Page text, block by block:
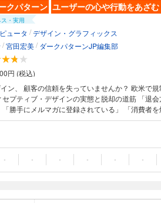
クパターン ユーザーの心や行動をあざ
ス・実用
ュータ /デザイン・グラフィックス
/宮田宏美/ ダークパターンJP編集部
円 (税込)
ン、 顧客の信頼を失っていませんか？ 欧米で
ティブ・デザインの実態と脱却の道筋 「退会方法がわかり
「勝手にメルマガに登録されている」 「消費者
マー」 「期限のない在庫一掃セール」…… こう
、 ダークパターンの代表的な15の具体例、 そ
ダークパターンに陥る背景と その防止策を1冊に
せ
・ ・ ・ ・ ・ ・